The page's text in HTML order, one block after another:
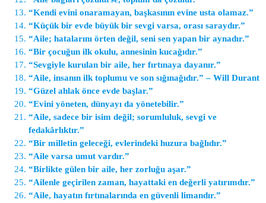
“Kendi evini onaramayan, başkasının evine usta olamaz.”
“Küçük bir evde büyük bir sevgi varsa, orası saraydır.”
“Aile; hatalarını örten değil, seni sen yapan bir aynadır.”
“Bir çocuğun ilk okulu, annesinin kucağıdır.”
“Sevgiyle kurulan bir aile, her fırtınaya dayanır.”
“Aile, insanın ilk toplumu ve son sığınağıdır.” – Will Durant
“Güzel ahlak önce evde başlar.”
“Evini yöneten, dünyayı da yönetebilir.”
“Aile, sadece bir isim değil; sorumluluk, sevgi ve
fedakârlıktır.”
“Bir milletin geleceği, evlerindeki huzura bağlıdır.”
“Aile varsa umut vardır.”
“Birlikte gülen bir aile, her zorluğu aşar.”
“Ailenle geçirilen zaman, hayattaki en değerli yatırımdır.”
“Aile, hayatın fırtınalarında en güvenli limandır.”